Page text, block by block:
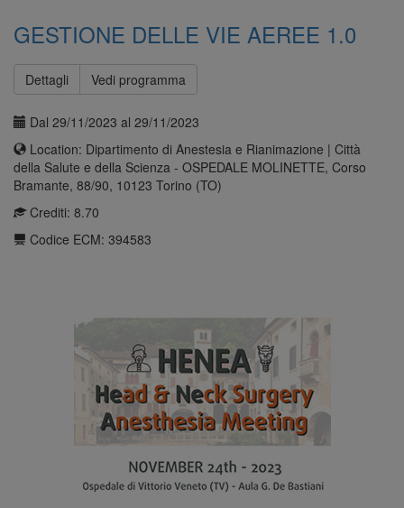
GESTIONE DELLE VIE AEREE 1.0
Dettagli Vedi programma
Dal 29/11/2023 al 29/11/2023
Location: Dipartimento di Anestesia e Rianimazione | Città
della Salute e della Scienza - OSPEDALE MOLINETTE, Corso
Bramante, 88/90, 10123 Torino (TO)
Crediti: 8.70
Codice ECM: 394583